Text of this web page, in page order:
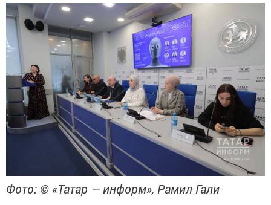
Фото: © «Татар — информ», Рамил Гали